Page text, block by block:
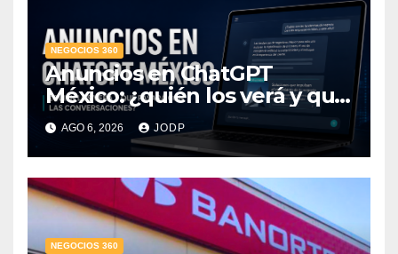
NEGOCIOS 360
Anuncios en ChatGPT
México: ¿quién los verá y qué
pasará con las
conversaciones?
AGO 6, 2026 JODP
NEGOCIOS 360